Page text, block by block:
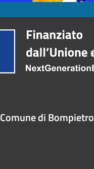
Comune di Bompietro